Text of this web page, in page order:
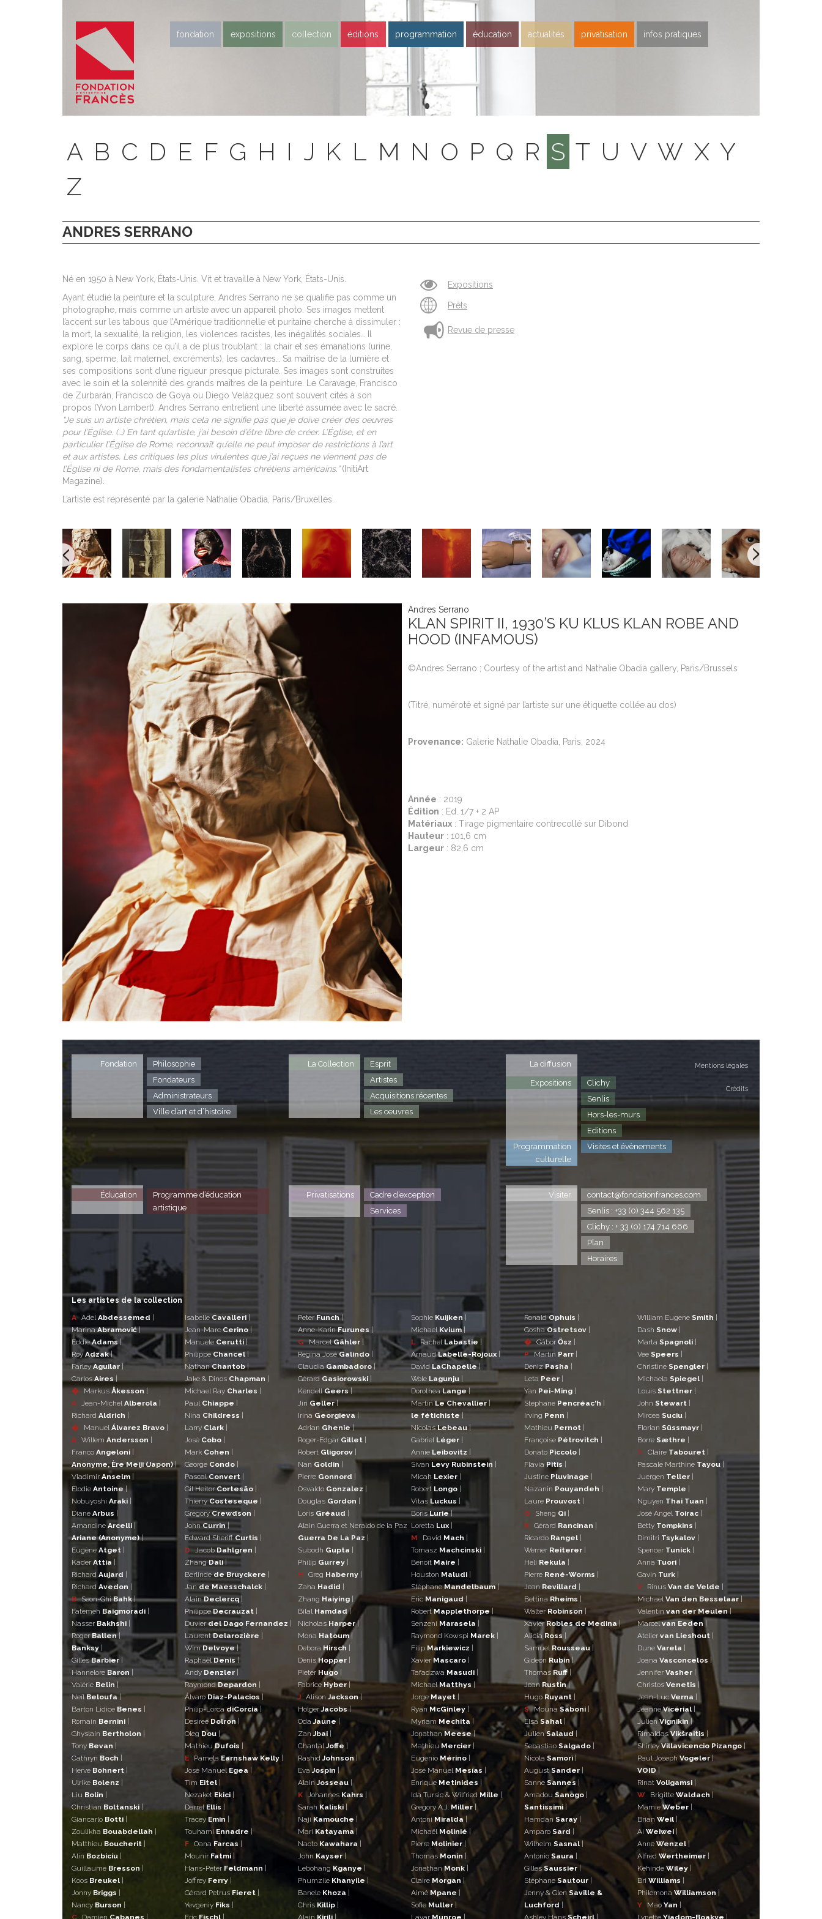
fondation expositions collection éditions programmation éducation actualités privatisation infos pratiques
A B C D E F G H I J K L M N O P Q R S T U V W X Y
Z
ANDRES SERRANO
Né en 1950 à New York, États-Unis. Vit et travaille à New York, États-Unis.
Ayant étudié la peinture et la sculpture, Andres Serrano ne se qualifie pas comme un
photographe, mais comme un artiste avec un appareil photo. Ses images mettent
l’accent sur les tabous que l’Amérique traditionnelle et puritaine cherche à dissimuler :
la mort, la sexualité, la religion, les violences racistes, les inégalités sociales… Il
explore le corps dans ce qu’il a de plus troublant : la chair et ses émanations (urine,
sang, sperme, lait maternel, excréments), les cadavres… Sa maîtrise de la lumière et
ses compositions sont d’une rigueur presque picturale. Ses images sont construites
avec le soin et la solennité des grands maîtres de la peinture. Le Caravage, Francisco
de Zurbarán, Francisco de Goya ou Diego Velázquez sont souvent cités à son
propos (Yvon Lambert). Andres Serrano entretient une liberté assumée avec le sacré.
“Je suis un artiste chrétien, mais cela ne signifie pas que je doive créer des oeuvres
pour l’Église. (…) En tant qu’artiste, j’ai besoin d’être libre de créer. L’Église, et en
particulier l’Église de Rome, reconnaît qu’elle ne peut imposer de restrictions à l’art
et aux artistes. Les critiques les plus virulentes que j’ai reçues ne viennent pas de
l’Église ni de Rome, mais des fondamentalistes chrétiens américains.”(InitiArt
Magazine).
L’artiste est représenté par la galerie Nathalie Obadia, Paris/Bruxelles.
Expositions
Prêts
Revue de presse
Andres Serrano
KLAN SPIRIT II, 1930’S KU KLUS KLAN ROBE AND
HOOD (INFAMOUS)
©Andres Serrano ; Courtesy of the artist and Nathalie Obadia gallery, Paris/Brussels
(Titré, numéroté et signé par l’artiste sur une étiquette collée au dos)
Provenance: Galerie Nathalie Obadia, Paris, 2024
Année : 2019
Édition : Ed. 1/7 + 2 AP
Matériaux : Tirage pigmentaire contrecollé sur Dibond
Hauteur : 101,6 cm
Largeur : 82,6 cm
Mentions légales
Crédits
Fondation
Philosophie
Fondateurs
Administrateurs
Ville d’art et d’histoire
La Collection
Esprit
Artistes
Acquisitions récentes
Les oeuvres
La diffusion
Expositions
Clichy
Senlis
Hors-les-murs
Editions
Programmation
culturelle
Visites et évènements
Éducation
Programme d’éducation
artistique
Privatisations
Cadre d’exception
Services
Visiter
contact@fondationfrances.com
Senlis : +33 (0) 344 562 135
Clichy : + 33 (0) 174 714 666
Plan
Horaires
Les artistes de la collection
A Adel Abdessemed |
MarinaAbramović|
EddieAdams |
RoyAdzak|
FarleyAguilar |
Carlos Aires |
�
Markus Åkesson |
A
Jean-Michel Alberola |
Richard Aldrich |
�
Manuel Álvarez Bravo |
A Willem Andersson |
Franco Angeloni |
Anonyme, Ère Meiji (Japon)|
Vladimir Anselm |
Elodie Antoine|
Nobuyoshi Araki |
Diane Arbus |
Amandine Arcelli |
Ariane (Anonyme)|
Eugène Atget |
Kader Attia |
Richard Aujard |
Richard Avedon |
B Seon-GhiBahk|
Fatemeh Baigmoradi |
Nasser Bakhshi |
RogerBallen|
Banksy |
GillesBarbier |
Hannelore Baron |
Valérie Belin|
Neïl Beloufa|
Barton Lidice Benes |
Romain Bernini |
Ghyslain Bertholon |
Tony Bevan |
Cathryn Boch |
Hervé Bohnert |
Ulrike Bolenz |
Liu Bolin |
Christian Boltanski |
Giancarlo Botti |
Zoulikha Bouabdellah |
Matthieu Boucherit |
Alin Bozbiciu |
Guillaume Bresson |
Koos Breukel |
Jonny Briggs |
Nancy Burson |
C
Damien Cabanes |
Isabelle Cavalleri |
Jean-Marc Cerino |
Manuele Cerutti |
Philippe Chancel |
NathanChantob|
Jake & Dinos Chapman |
Michael Ray Charles |
Paul Chiappe |
Nina Childress |
Larry Clark |
José Cobo |
Mark Cohen |
George Condo |
PascalConvert |
Gil HeitorCortesão |
ThierryCosteseque |
GregoryCrewdson |
JohnCurrin|
Edward SheriffCurtis |
D JacobDahlgren |
ZhangDali|
Berlindede Bruyckere |
Jande Maesschalck |
AlainDeclercq|
PhilippeDecrauzat |
Duvierdel Dago Fernandez |
LaurentDelarozière |
WimDelvoye|
RaphaëlDenis|
Andy Denzler |
RaymondDepardon |
Álvaro Diaz-Palacios |
Philip-LorcadiCorcia |
Desiree Dolron |
Oleg Dou |
MathieuDufois |
E
Pamela Earnshaw Kelly |
José Manuel Egea |
Tim Eitel |
Nezaket Ekici |
Darrel Ellis |
Tracey Emin |
Touhami Ennadre |
F Oana Farcas |
Mounir Fatmi |
Hans-Peter Feldmann |
Joffrey Ferry |
Gérard Petrus Fieret |
Yevgeniy Fiks |
Eric Fischl |
PeterFunch|
Anne-KarinFurunes |
G MarcelGähler |
Regina JoséGalindo |
Claudia Gambadoro|
Gérard Gasiorowski |
KendellGeers |
Jiri Geller|
Irina Georgieva|
Adrian Ghenie|
Roger-Edgar Gillet |
Robert Gligorov |
Nan Goldin |
Pierre Gonnord |
Osvaldo Gonzalez |
Douglas Gordon |
Loris Gréaud |
Alain Guerra et Neraldo de la Paz
Guerra De La Paz |
Subodh Gupta |
Philip Gurrey |
H
Greg Haberny |
Zaha Hadid |
Zhang Haiying |
Bilal Hamdad|
Nicholas Harper|
Mona Hatoum|
Debora Hirsch |
Denis Hopper |
Pieter Hugo |
Fabrice Hyber|
J Alison Jackson|
Holger Jacobs|
OdaJaune |
Zan Jbai|
Chantal Joffe |
RashidJohnson|
EvaJospin |
AlainJosseau |
K
Johannes Kahrs |
Sarah Kaliski |
Naji Kamouche |
Mari Katayama |
Naoto Kawahara |
John Kayser |
Lebohang Kganye |
Phumzile Khanyile |
Banele Khoza |
Chris Killip |
Alain Kirili |
Sophie Kuijken |
Michael Kvium|
L Rachel Labastie |
ArnaudLabelle-Rojoux |
DavidLaChapelle|
Wole Lagunju |
DorotheaLange|
MartinLe Chevallier|
le fétichiste |
NicolasLebeau|
Gabriel Léger |
Annie Leibovitz |
Sivan Levy Rubinstein |
Micah Lexier |
Robert Longo |
Vitas Luckus |
BorisLurie|
Loretta Lux |
M
David Mach |
Tomasz Machcinski |
Benoît Maire |
Houston Maludi |
StéphaneMandelbaum|
Eric Manigaud |
RobertMapplethorpe |
Senzeni Marasela |
Raymond Kowspi Marek |
Filip Markiewicz |
Xavier Mascaro |
Tafadzwa Masudi |
MichaelMatthys|
Jorge Mayet |
Ryan McGinley |
Myriam Mechita |
JonathanMeese|
Mathieu Mercier |
Eugenio Mérino |
José Manuel Mesías |
Enrique Metinides |
Ida Tursic & WilfriedMille |
Gregory A.J. Miller|
AntoniMiralda |
Michaël Molinié |
Pierre Molinier |
Thomas Monin |
Jonathan Monk|
Claire Morgan |
Aimé Mpane |
Sofie Muller |
Lavar Munroe |
RonaldOphuis |
GoshaOstretsov |
� Gábor Ősz |
P Martin Parr |
DenizPasha |
Leta Peer |
Yan Pei-Ming |
Stéphane Pencréac'h |
Irving Penn |
Mathieu Pernot |
Françoise Pétrovitch |
Donato Piccolo |
Flavia Pitis |
Justine Pluvinage |
Nazanin Pouyandeh |
Laure Prouvost |
Q
Sheng Qi |
R Gérard Rancinan |
Ricardo Rangel |
Werner Reiterer |
Heli Rekula |
Pierre René-Worms |
Jean Revillard |
Bettina Rheims |
Walter Robinson|
Xavier Robles de Medina |
Alicia Ross |
Samuel Rousseau |
Gideon Rubin|
ThomasRuff|
Jean Rustin|
Hugo Ruyant |
S Mouna Saboni |
Elsa Sahal |
JulienSalaud |
Sebastiao Salgado |
Nicola Samorì |
AugustSander |
Sanne Sannes |
Amadou Sanogo |
Santissimi |
Hamdan Saray |
Amparo Sard |
Wilhelm Sasnal |
Antonio Saura |
Gilles Saussier|
Stéphane Sautour |
Jenny & Glen Saville &
Luchford |
Ashley Hans Scheirl |
William Eugene Smith |
Dash Snow |
Marta Spagnoli |
Vee Speers |
Christine Spengler |
Michaela Spiegel |
Louis Stettner |
John Stewart |
Mircea Suciu |
Florian Süssmayr |
Borre Sæthre |
T
Claire Tabouret |
Pascale Marthine Tayou |
Juergen Teller |
Mary Temple |
Nguyen Thai Tuan |
José Angel Toirac |
Betty Tompkins |
Dimitri Tsykalov |
Spencer Tunick |
Anna Tuori |
Gavin Turk |
V
Rinus Van de Velde |
Michael Van den Besselaar|
Valentin van der Meulen|
Marcelvan Eeden|
Atelier van Lieshout |
Dune Varela |
Joana Vasconcelos |
Jennifer Vasher |
Christos Venetis |
Jean-Luc Verna |
JeanneVicérial |
JulienVignikin |
RimaldasVikšraitis |
ShirleyVillavicencio Pizango |
Paul Joseph Vogeler |
VOID|
Rinat Voligamsi |
W
Brigitte Waldach|
Marnie Weber |
Brian Weil |
Ai Weiwei |
Anne Wenzel|
Alfred Wertheimer |
Kehinde Wiley |
Bri Williams |
Philemona Williamson |
Y
Mao Yan |
Lynette Yiadom-Boakye |